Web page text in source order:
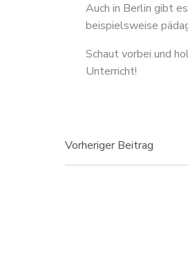
Auch in Berlin gibt
beispielsweise
Schaut vorbei und
Unterricht!
Vorheriger Beitrag